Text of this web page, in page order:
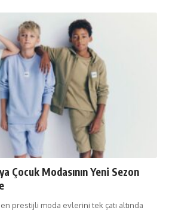
Çocuk Modasının Yeni Sezon
prestijli moda evlerini tek çatı altında